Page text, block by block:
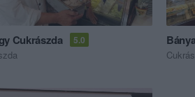
Cukrászda 5.0